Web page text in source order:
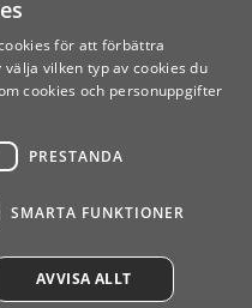
SWEDISH
för att förbättra
vilken typ av cookies du
cookies och personuppgifter
PRESTANDA
SMARTA FUNKTIONER
AVVISA ALLT